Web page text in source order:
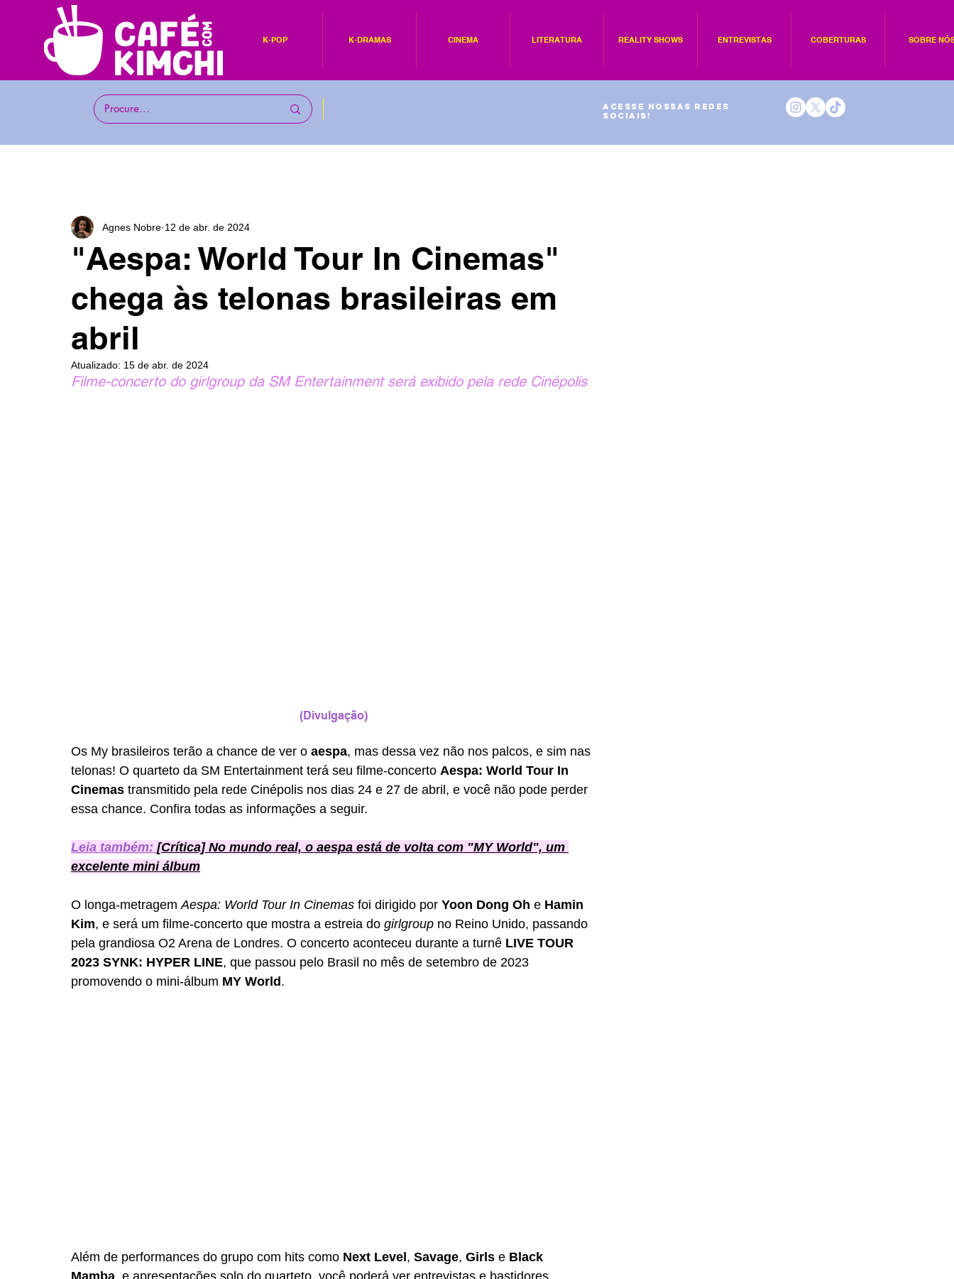
K-POP K-DRAMAS CINEMA LITERATURA REALITY SHOWS ENTREVISTAS COBERTURAS SOBRE
Acesse nossas redes
sociais!
"Aespa: World Tour In Cinemas"
chega às telonas brasileiras em
abril
Agnes Nobre 12 de abr. de 2024
Atualizado: 15 de abr. de 2024
Filme-concerto do girlgroup da SM Entertainment será exibido pela rede Cinépolis
(Divulgação)
Os My brasileiros terão a chance de ver o aespa, mas dessa vez não nos palcos, e sim nas
telonas! O quarteto da SM Entertainment terá seu filme-concerto Aespa: World Tour In
Cinemas transmitido pela rede Cinépolis nos dias 24 e 27 de abril, e você não pode perder
essa chance. Confira todas as informações a seguir.
Leia também: [Crítica] No mundo real, o aespa está de volta com "MY World", um
excelente mini álbum
O longa-metragem Aespa: World Tour In Cinemas foi dirigido por Yoon Dong Oh e Hamin
Kim, e será um filme-concerto que mostra a estreia do girlgroup no Reino Unido, passando
pela grandiosa O2 Arena de Londres. O concerto aconteceu durante a turnê LIVE TOUR
2023 SYNK: HYPER LINE, que passou pelo Brasil no mês de setembro de 2023
promovendo o mini-álbum MY World .
Além de performances do grupo com hits como Next Level , Savage, Girls e Black